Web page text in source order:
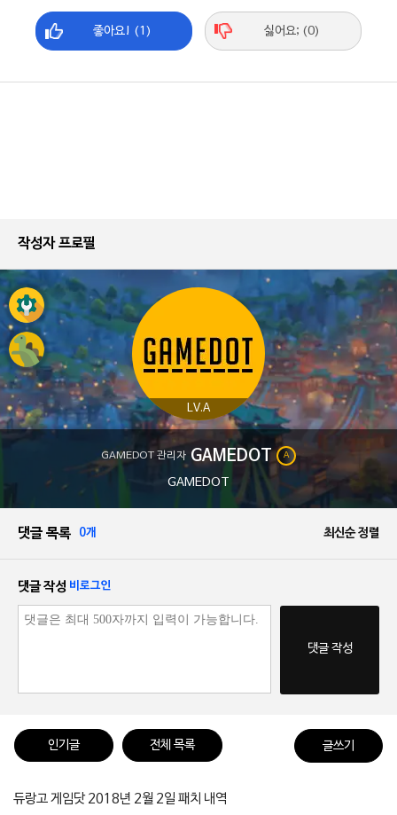
좋아요! (1) 싫어요; (0)
작성자 프로필
LV.A
GAMEDOT 관리자 GAMEDOT A
GAMEDOT
댓글 목록 0개 최신순 정렬
댓글 작성 비로그인
댓글 작성
인기글 전체 목록 글쓰기
듀랑고 게임닷 2018년 2월 2일 패치 내역